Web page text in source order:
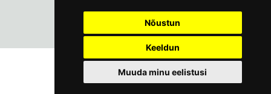
Nõustun
Keeldun
Muuda minu eelistusi